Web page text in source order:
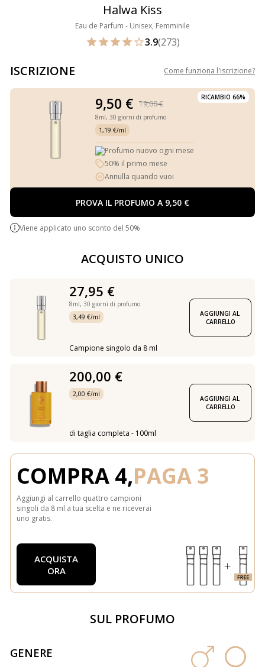
Halwa Kiss
Eau de Parfum - Unisex, Femminile
3.9(273)
ISCRIZIONE Come funziona l'iscrizione?
RICAMBIO 66%
9,50 € 19,00 €
8ml, 30 giorni di profumo
1,19 €/ml
Profumo nuovo ogni mese
50% il primo mese
Annulla quando vuoi
PROVA IL PROFUMO A 9,50 €
Viene applicato uno sconto del 50%
ACQUISTO UNICO
27,95 €
8ml, 30 giorni di profumo
3,49 €/ml
Campione singolo da 8 ml
AGGIUNGI AL
CARRELLO
200,00 €
2,00 €/ml
di taglia completa - 100ml
AGGIUNGI AL
CARRELLO
COMPRA 4,PAGA 3
Aggiungi al carrello quattro campioni
singoli da 8 ml a tua scelta e ne riceverai
uno gratis.
ACQUISTA
ORA
SUL PROFUMO
GENERE